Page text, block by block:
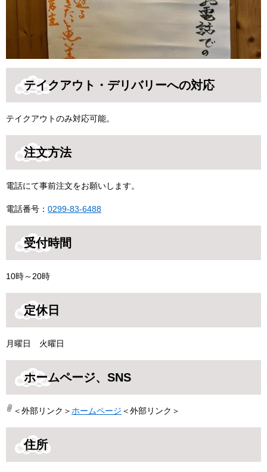
テイクアウト・デリバリーへの対応
テイクアウトのみ対応可能。
注文方法
電話にて事前注文をお願いします。
電話番号： 0299-83-6488
受付時間
10時～20時
定休日
月曜日 火曜日
ホームページ、SNS
＜外部リンク＞ ホームページ ＜外部リンク＞
住所